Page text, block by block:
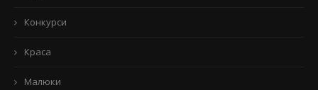
Конкурси
Краса
Малюки